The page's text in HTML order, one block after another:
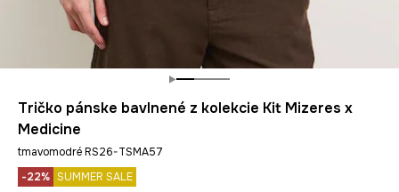
Tričko pánske bavlnené z kolekcie Kit Mizeres x
Medicine
tmavomodré RS26-TSMA57
-22% SUMMER SALE